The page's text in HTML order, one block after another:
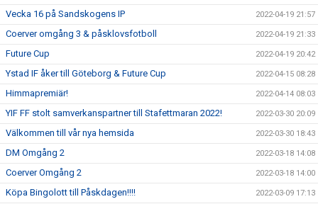
Vecka 16 på Sandskogens IP 2022-04-19 21:57
Coerver omgång 3 & påsklovsfotboll 2022-04-19 21:33
Future Cup 2022-04-19 20:42
Ystad IF åker till Göteborg & Future Cup 2022-04-15 08:28
Himmapremiär! 2022-04-14 08:03
YIF FF stolt samverkanspartner till Stafettmaran 2022! 2022-03-30 20:09
Välkommen till vår nya hemsida 2022-03-30 18:43
DM Omgång 2 2022-03-18 14:08
Coerver Omgång 2 2022-03-18 14:00
Köpa Bingolott till Påskdagen!!!! 2022-03-09 17:13